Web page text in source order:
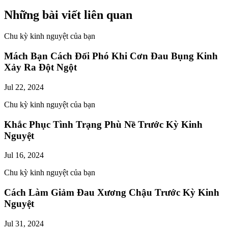
Những bài viết liên quan
Chu kỳ kinh nguyệt của bạn
Mách Bạn Cách Đối Phó Khi Cơn Đau Bụng Kinh
Xảy Ra Đột Ngột
Jul 22, 2024
Chu kỳ kinh nguyệt của bạn
Khắc Phục Tình Trạng Phù Nề Trước Kỳ Kinh
Nguyệt
Jul 16, 2024
Chu kỳ kinh nguyệt của bạn
Cách Làm Giảm Đau Xương Chậu Trước Kỳ Kinh
Nguyệt
Jul 31, 2024